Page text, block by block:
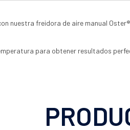
nuestra freidora de aire manual
para obtener resultados